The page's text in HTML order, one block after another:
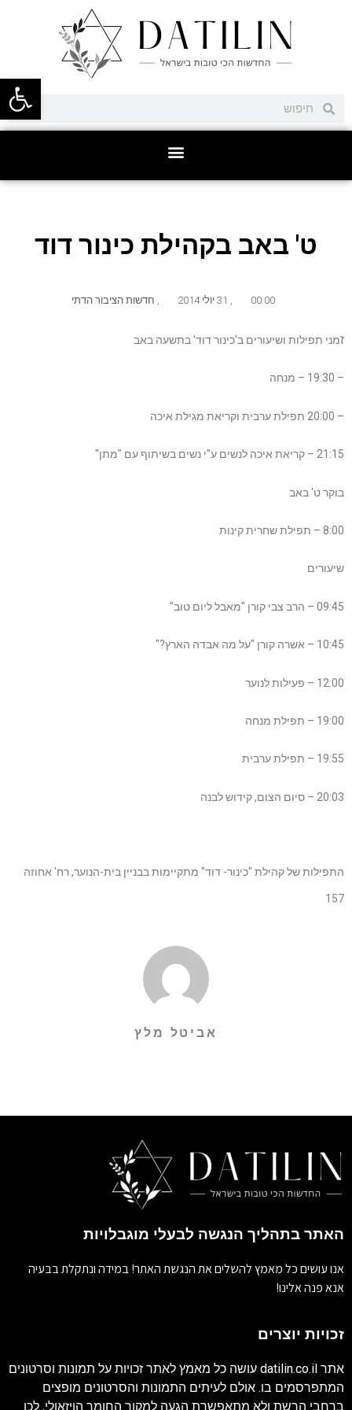
פתח
ט' באב בקהילת כינור דוד
00:00
,
, חדשות הציבור הדתי
זמני תפילות ושיעורים ב'כינור דוד' בתשעה באב
– 19:30 – מנחה
– 20:00 תפילת ערבית וקריאת מגילת איכה
21:15 – קריאת איכה לנשים ע"י נשים בשיתוף עם "מתן"
בוקר ט' באב
8:00 – תפילת שחרית קינות
שיעורים
09:45 – הרב צבי קורן "מאבל ליום טוב"
10:45 – אשרה קורן "על מה אבדה הארץ?"
12:00 – פעילות לנוער
19:00 – תפילת מנחה
19:55 – תפילת ערבית
20:03 – סיום הצום, קידוש לבנה
התפילות של קהילת "כינור- דוד" מתקיימות בבניין בית-הנוער, רח' אחוזה
157
אביטל מלץ
האתר בתהליך הנגשה לבעלי מוגבלויות
אנו עושים כל מאמץ להשלים את הנגשת האתר! במידה ונתקלת בבעיה
אנא פנה אלינו!
זכויות יוצרים
אתר datilin.co.il עושה כל מאמץ לאתר זכויות על תמונות וסרטונים
המתפרסמים בו. אולם לעיתים התמונות והסרטונים מופצים
ברחבי הרשת ולא מתאפשרת הגעה למקור החומר הויזאולי, לכן